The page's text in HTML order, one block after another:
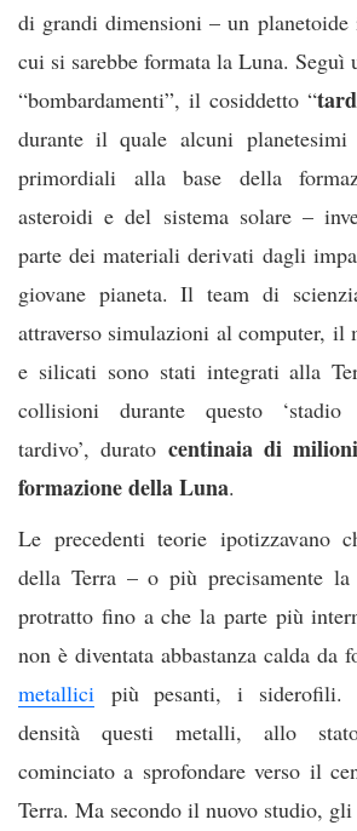
di grandi dimensioni – un
cui si sarebbe formata la Luna.
“bombardamenti”, il cosiddetto “
durante il quale alcuni
primordiali alla base della
asteroidi e del sistema solare –
parte dei materiali derivati dagli
giovane pianeta. Il team di
attraverso simulazioni al computer,
e silicati sono stati integrati alla
collisioni durante questo ‘stadio
tardivo’, durato centinaia di
formazione della Luna.
Le precedenti teorie ipotizzavano
della Terra – o più precisamente
protratto fino a che la parte più
non è diventata abbastanza calda da
metallici più pesanti, i siderofili.
densità questi metalli, allo
cominciato a sprofondare verso il
Terra. Ma secondo il nuovo studio,